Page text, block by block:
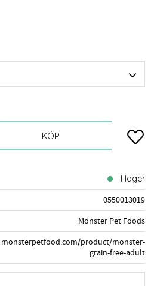
KÖP
I lager
0550013019
Monster Pet Foods
monsterpetfood.com/product/monster-
grain-free-adult